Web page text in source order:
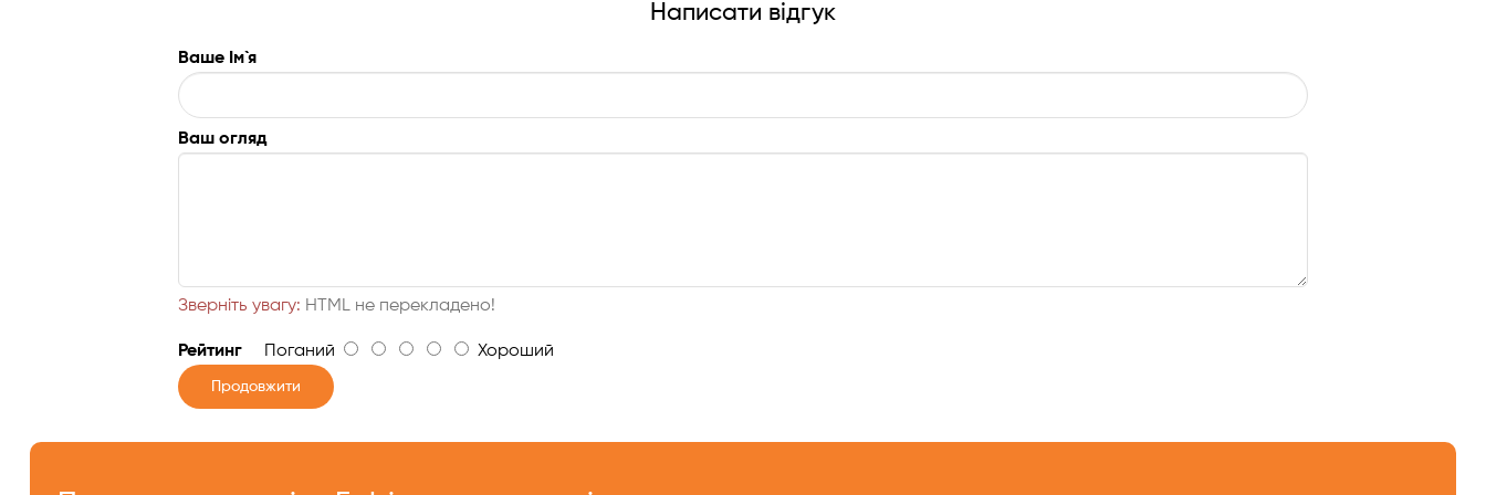
Написати відгук
Ваше Ім`я
Ваш огляд
Зверніть увагу: HTML не перекладено!
Рейтинг Поганий Хороший
Продовжити